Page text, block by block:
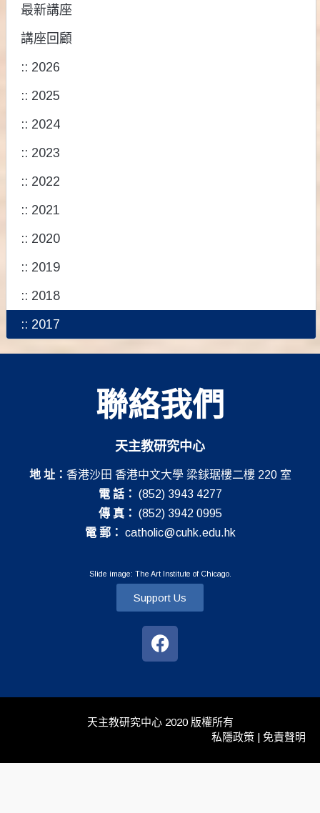
最新講座
講座回顧
:: 2026
:: 2025
:: 2024
:: 2023
:: 2022
:: 2021
:: 2020
:: 2019
:: 2018
:: 2017
聯絡我們
天主教研究中心
地 址： 香港沙田 香港中文大學 梁銶琚樓二樓 220 室
電 話： (852) 3943 4277
傳 真： (852) 3942 0995
電 郵： catholic@cuhk.edu.hk
Slide image: The Art Institute of Chicago.
Support Us
天主教研究中心 2020 版權所有
私隱政策 | 免責聲明